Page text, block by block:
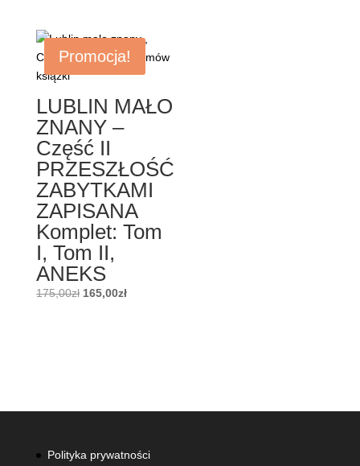
Promocja!
LUBLIN MAŁO
ZNANY –
Część II
PRZESZŁOŚĆ
ZABYTKAMI
ZAPISANA
Komplet: Tom
I, Tom II,
ANEKS
175,00zł Pierwotna
165,00złAktualna
Polityka prywatności